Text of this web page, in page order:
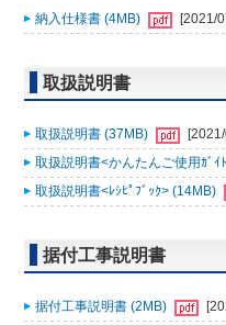
納入仕様書 (4MB) [2021/
取扱説明書
取扱説明書 (37MB)
取扱説明書<かんたんご使用ｶﾞｲ
取扱説明書<ﾚｼﾋﾟﾌﾞｯｸ> (14MB)
据付工事説明書
据付工事説明書 (2MB)